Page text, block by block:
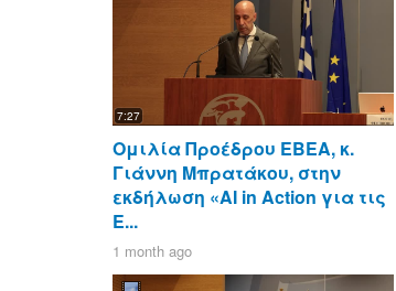
7:27
Ομιλία Προέδρου ΕΒΕΑ, κ.
Γιάννη Μπρατάκου, στην
εκδήλωση «AI in Action για τις
Ε...
1 month ago